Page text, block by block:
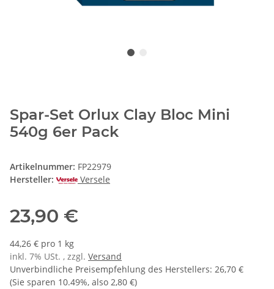
Spar-Set Orlux Clay Bloc Mini
540g 6er Pack
Artikelnummer: FP22979
Hersteller:
Versele
23,90 €
44,26 € pro 1 kg
inkl. 7% USt. , zzgl. Versand
Unverbindliche Preisempfehlung des Herstellers: 26,70 €
(Sie sparen 10.49%, also 2,80 €)